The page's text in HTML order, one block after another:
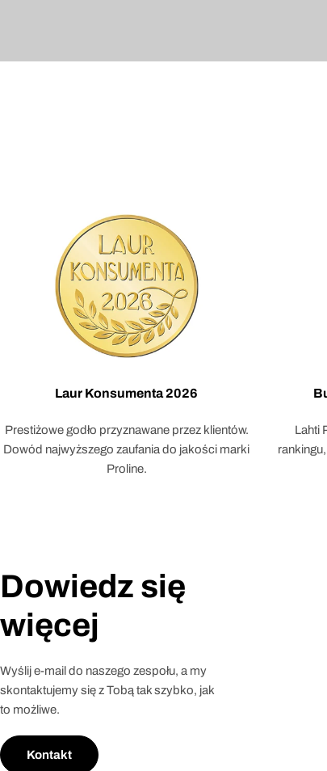
Laur Konsumenta 2026
Prestiżowe godło przyznawane przez klientów.
Dowód najwyższego zaufania do jakości marki
Proline.
Lahti
Dowiedz się
więcej
Wyślij e-mail do naszego zespołu, a my
skontaktujemy się z Tobą tak szybko, jak
to możliwe.
Kontakt